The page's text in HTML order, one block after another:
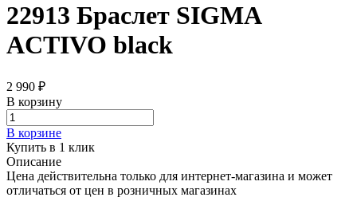
22913 Браслет SIGMA
ACTIVO black
2 990 ₽
В корзину
В корзине
Купить в 1 клик
Описание
Цена действительна только для интернет-магазина и может
отличаться от цен в розничных магазинах